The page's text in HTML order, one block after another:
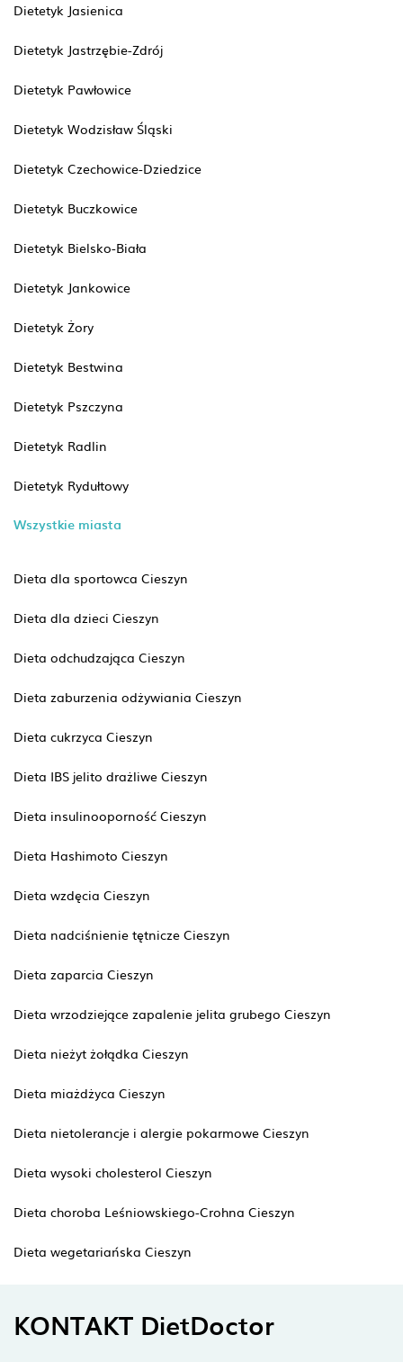
Dietetyk Jasienica
Dietetyk Jastrzębie-Zdrój
Dietetyk Pawłowice
Dietetyk Wodzisław Śląski
Dietetyk Czechowice-Dziedzice
Dietetyk Buczkowice
Dietetyk Bielsko-Biała
Dietetyk Jankowice
Dietetyk Żory
Dietetyk Bestwina
Dietetyk Pszczyna
Dietetyk Radlin
Dietetyk Rydułtowy
Wszystkie miasta
Dieta dla sportowca Cieszyn
Dieta dla dzieci Cieszyn
Dieta odchudzająca Cieszyn
Dieta zaburzenia odżywiania Cieszyn
Dieta cukrzyca Cieszyn
Dieta IBS jelito drażliwe Cieszyn
Dieta insulinooporność Cieszyn
Dieta Hashimoto Cieszyn
Dieta wzdęcia Cieszyn
Dieta nadciśnienie tętnicze Cieszyn
Dieta zaparcia Cieszyn
Dieta wrzodziejące zapalenie jelita grubego Cieszyn
Dieta nieżyt żołądka Cieszyn
Dieta miażdżyca Cieszyn
Dieta nietolerancje i alergie pokarmowe Cieszyn
Dieta wysoki cholesterol Cieszyn
Dieta choroba Leśniowskiego-Crohna Cieszyn
Dieta wegetariańska Cieszyn
KONTAKT DietDoctor